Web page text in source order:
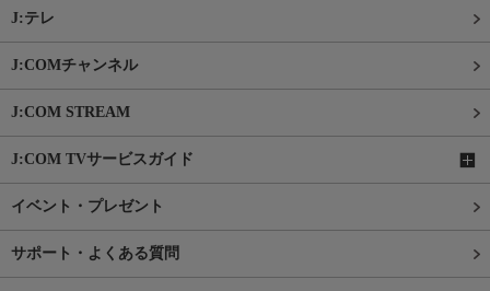
J:テレ
J:COMチャンネル
J:COM STREAM
J:COM TVサービスガイド
イベント・プレゼント
サポート・よくある質問